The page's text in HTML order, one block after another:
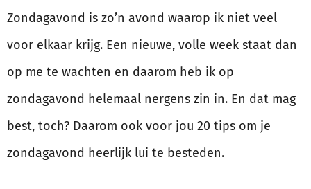
Zondagavond is zo’n avond waarop ik niet veel
voor elkaar krijg. Een nieuwe, volle week staat dan
op me te wachten en daarom heb ik op
zondagavond helemaal nergens zin in. En dat mag
best, toch? Daarom ook voor jou 20 tips om je
zondagavond heerlijk lui te besteden.